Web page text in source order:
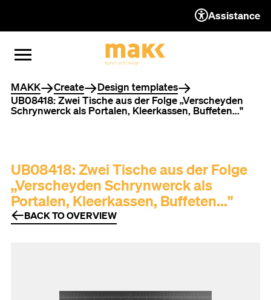
TO THE CONTENT
TO THE NAVIGATION
TO THE FOOTER
OPEN MENU
CLOSE MENU
Assistance
You are here
MAKK Create
Design templates
UB08418: Zwei Tische aus der Folge „Verscheyden
Schrynwerck als Portalen, Kleerkassen, Buffeten..."
UB08418: Zwei Tische aus der Folge
„Verscheyden Schrynwerck als
Portalen, Kleerkassen, Buffeten..."
BACK TO OVERVIEW